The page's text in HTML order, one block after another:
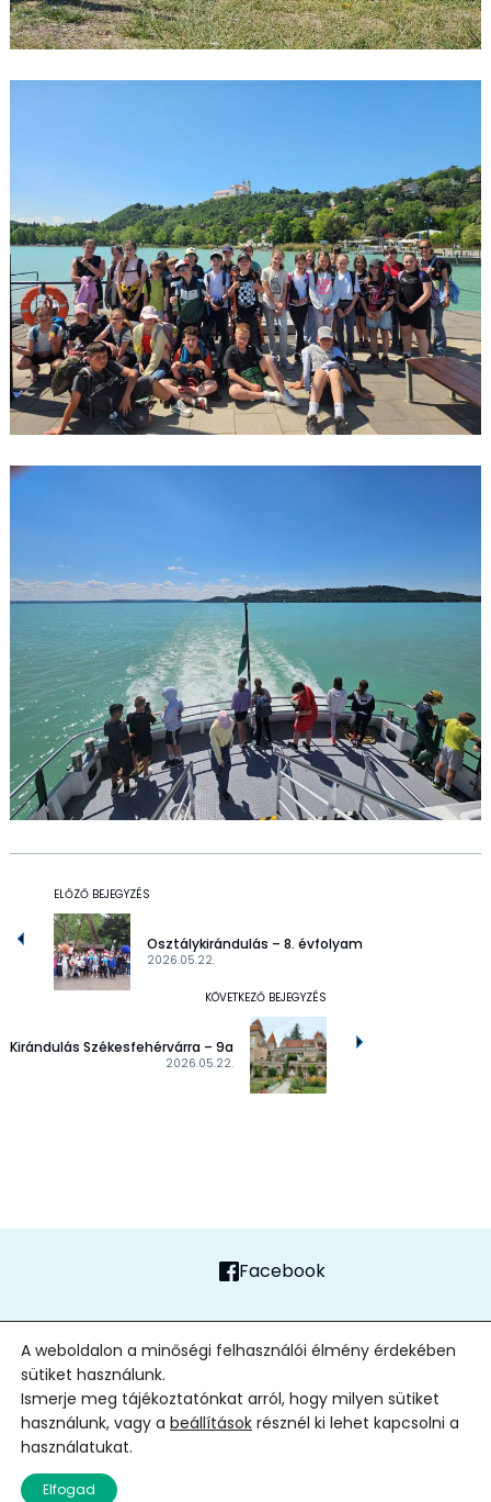
ELŐZŐ BEJEGYZÉS
2026.05.22.
Osztálykirándulás – 8. évfolyam
KÖVETKEZŐ BEJEGYZÉS
2026.05.22.
Kirándulás Székesfehérvárra – 9a
Facebook
2026| Minden jog fenntartva
A weboldalon a minőségi felhasználói élmény érdekében
sütiket használunk.
Ismerje meg tájékoztatónkat arról, hogy milyen sütiket
használunk, vagy a beállítások résznél ki lehet kapcsolni a
használatukat.
Elfogad